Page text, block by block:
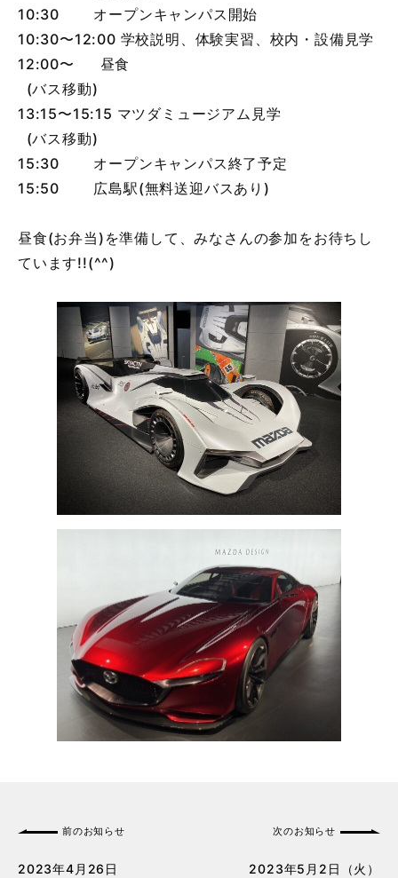
10:30 オープンキャンパス開始
10:30〜12:00 学校説明、体験実習、校内・設備見学
12:00〜 昼食
(バス移動)
13:15〜15:15 マツダミュージアム見学
(バス移動)
15:30 オープンキャンパス終了予定
15:50 広島駅(無料送迎バスあり)
昼食(お弁当)を準備して、みなさんの参加をお待ちし
ています!!(^^)
前のお知らせ
2023年4月26日
次のお知らせ
2023年5月2日（火）